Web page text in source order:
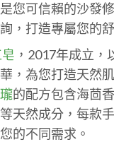
您可信賴的沙發
，打造專屬您的
，2017年成立，
，為您打造天然
的配方包含海茴
天然成分，每款
的不同需求。